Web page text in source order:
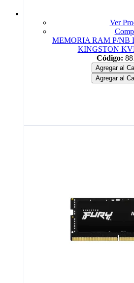
Ver
MEMORIA RAM P/NB
KINGSTON
Código:
Agregar al
Agregar al